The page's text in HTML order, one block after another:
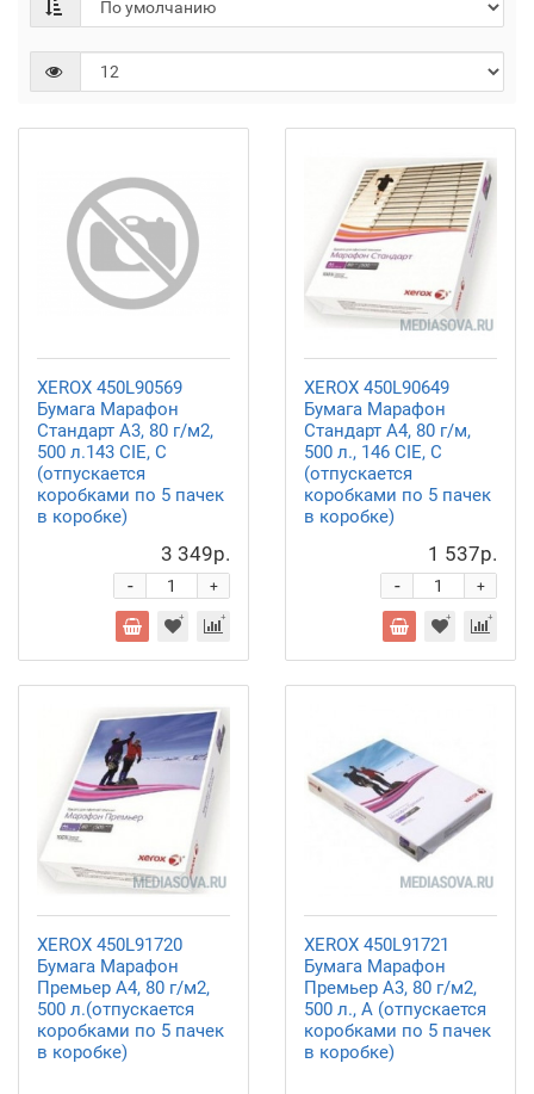
XEROX 450L90569
Бумага Марафон
Стандарт А3, 80 г/м2,
500 л.143 CIE, C
(отпускается
коробками по 5 пачек
в коробке)
3 349р.
+
-
XEROX 450L90649
Бумага Марафон
Стандарт А4, 80 г/м,
500 л., 146 CIE, C
(отпускается
коробками по 5 пачек
в коробке)
1 537р.
+
-
XEROX 450L91720
Бумага Марафон
Премьер А4, 80 г/м2,
500 л.(отпускается
коробками по 5 пачек
в коробке)
XEROX 450L91721
Бумага Марафон
Премьер А3, 80 г/м2,
500 л., A (отпускается
коробками по 5 пачек
в коробке)